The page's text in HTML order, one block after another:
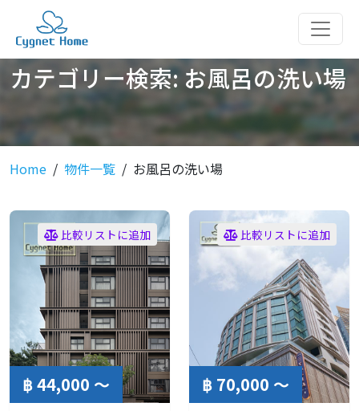
カテゴリー検索: お風呂の洗い場
Home 物件一覧 お風呂の洗い場
比較リストに追加
฿ 44,000 ～
比較リストに追加
฿ 70,000 ～